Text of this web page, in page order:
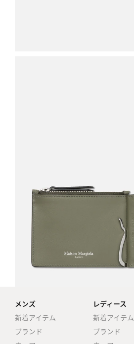
メンズ
新着アイテム
ブランド
レディース
新着アイテム
ブランド